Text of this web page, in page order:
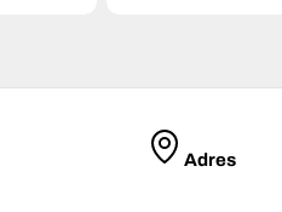
Adres